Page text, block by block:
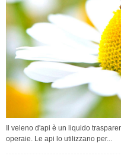
Il veleno d'api è un liquido
operaie. Le api lo utilizzano per...